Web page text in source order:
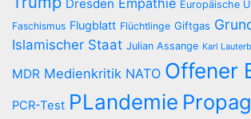
Dresden Empathie Europäische
Faschismus Flugblatt Flüchtlinge Giftgas
Islamischer Staat Julian Assange Karl
MDR Medienkritik NATO Offener
PCR-Test PLandemie